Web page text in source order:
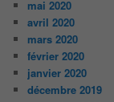
mai 2020
avril 2020
mars 2020
février 2020
janvier 2020
décembre 2019